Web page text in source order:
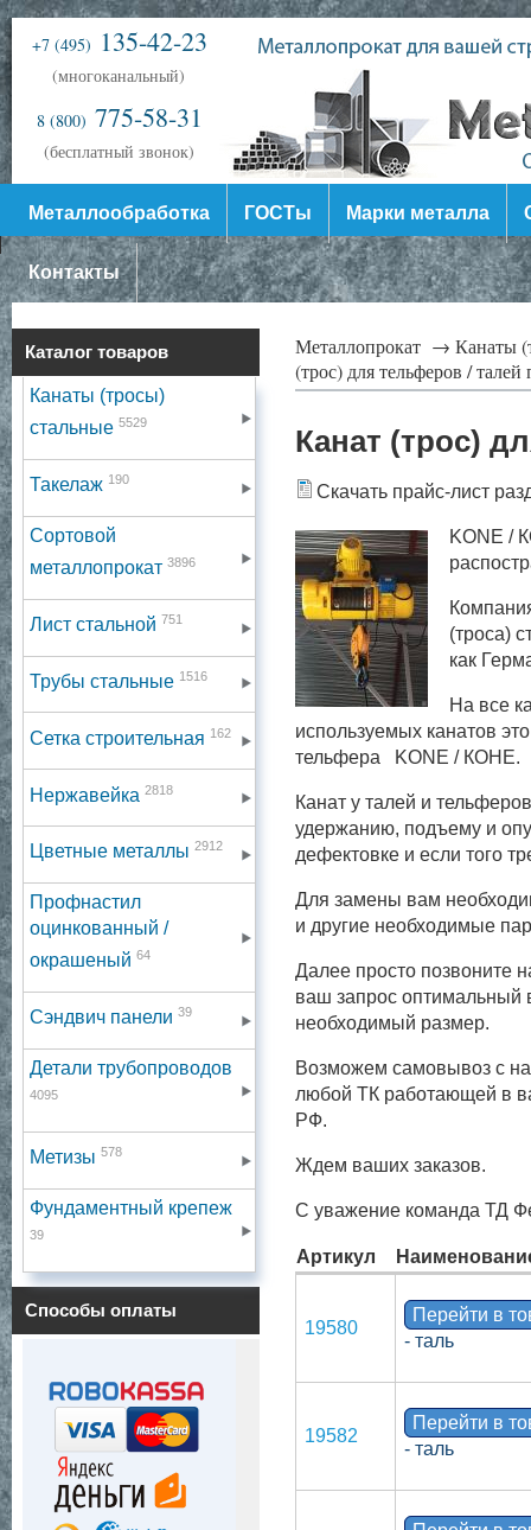
+7 (495) 135-42-23
(многоканальный)
8 (800) 775-58-31
(бесплатный звонок)
Металлообработка ГОСТы Марки металла
Контакты
Каталог товаров
Канаты (тросы)
стальные 5529
Такелаж 190
Сортовой
металлопрокат 3896
Лист стальной 751
Трубы стальные 1516
Сетка строительная 162
Нержавейка 2818
Цветные металлы 2912
Профнастил
оцинкованный /
окрашеный 64
Сэндвич панели 39
Детали трубопроводов
4095
Метизы 578
Фундаментный крепеж
39
Способы оплаты
Металлопрокат → Канаты
(трос) для тельферов /
Канат (трос)
Скачать прайс-лист
KONE /
(троса)
как
На все
используемых канатов
тельфера KONE / КОНЕ.
Канат у талей и
удержанию, подъему и
дефектовке и если того
Для замены вам
и другие необходимые
Далее просто позвоните
ваш запрос оптимальный
необходимый размер.
Возможем самовывоз с
любой ТК работающей в
РФ.
Ждем ваших заказов.
С уважение команда ТД
Артикул
19580
Перейти в
- таль
19582
Перейти в
- таль